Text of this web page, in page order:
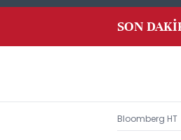
SON
Bloomberg HT